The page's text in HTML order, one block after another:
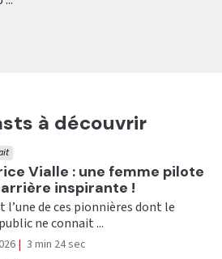
à découvrir
Vialle : une femme pilote
inspirante !
l’une de ces pionnières dont le
ne connait ...
| 3 min 24 sec